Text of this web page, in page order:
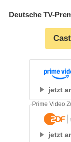
Deutsche TV-
jetzt
jetzt
Prime Video